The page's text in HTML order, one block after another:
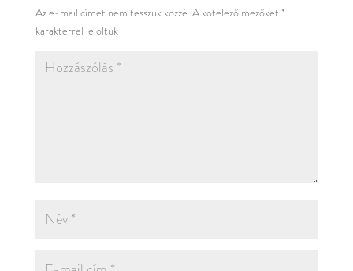
Az e-mail címet nem tesszük közzé. A kötelező mezőket *
karakterrel jelöltük